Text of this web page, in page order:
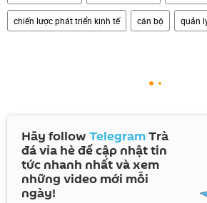
chiến lược phát triển kinh tế cán bộ quản
Hãy follow TelegramTrà
đá vỉa hè để cập nhật tin
tức nhanh nhất và xem
những video mới mỗi
ngày!